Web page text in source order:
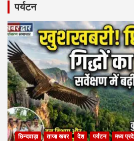
b
o
o
k
A
p
p
पर्यटन
छिन्दवाड़ा ताजा खबर देश पर्यटन मध्य